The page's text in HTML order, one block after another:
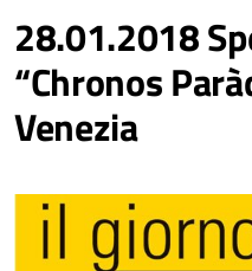
Condividi
sui social
network
28.01.2018
“Chronos
Venezia